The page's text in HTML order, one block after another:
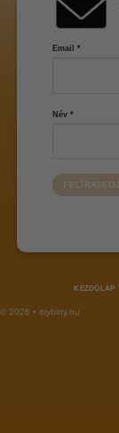
Email *
Név *
© 2026 • ittybitty.hu
KEZDŐLAP